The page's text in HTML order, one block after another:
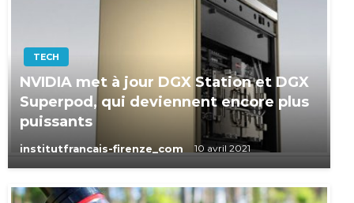
TECH
NVIDIA met à jour DGX Station et DGX
Superpod, qui deviennent encore plus
puissants
institutfrancais-firenze_com 10 avril 2021